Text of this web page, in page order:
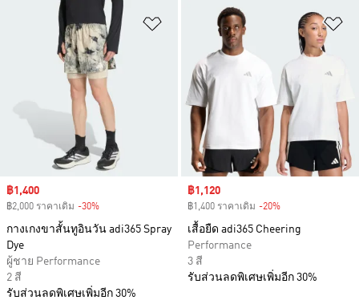
เพิ่มไปยังรายการสินค้าโปรด
Sale price
฿1,400
฿2,000 ราคาเดิม -30%
กางเกงขาสั้นทูอินวัน adi365 Spray
Dye
ผู้ชาย Performance
2 สี
รับส่วนลดพิเศษเพิ่มอีก 30%
Sale price
฿1,120
฿1,400 ราคาเดิม -20%
เสื้อยืด adi365 Cheering
Performance
3 สี
รับส่วนลดพิเศษเพิ่มอีก 30%